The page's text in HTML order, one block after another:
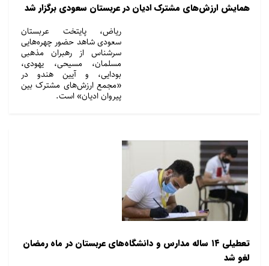
همایش ارزش‌های مشترک ادیان در عربستان سعودی برگزار شد
ریاض، پایتخت عربستان
سعودی شاهد حضور چهره‌هایی
سرشناس از رهبران مذهبی
مسلمان، مسیحی، یهودی،
بودایی، و آیین هندو در
«مجمع ارزش‌های مشترک بین
پیروان ادیان» است.
تعطیلی ۱۴ ساله مدارس و دانشگاه‌های عربستان در ماه رمضان
لغو شد